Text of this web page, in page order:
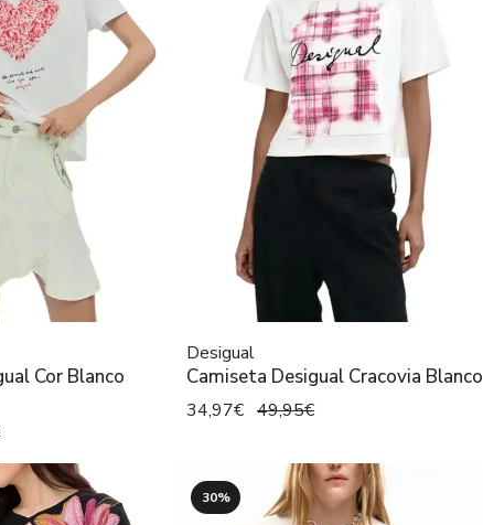
Cor Blanco
Desigual
Camiseta Desigual Cracovia Blanco
34,97€ 49,95€
30%